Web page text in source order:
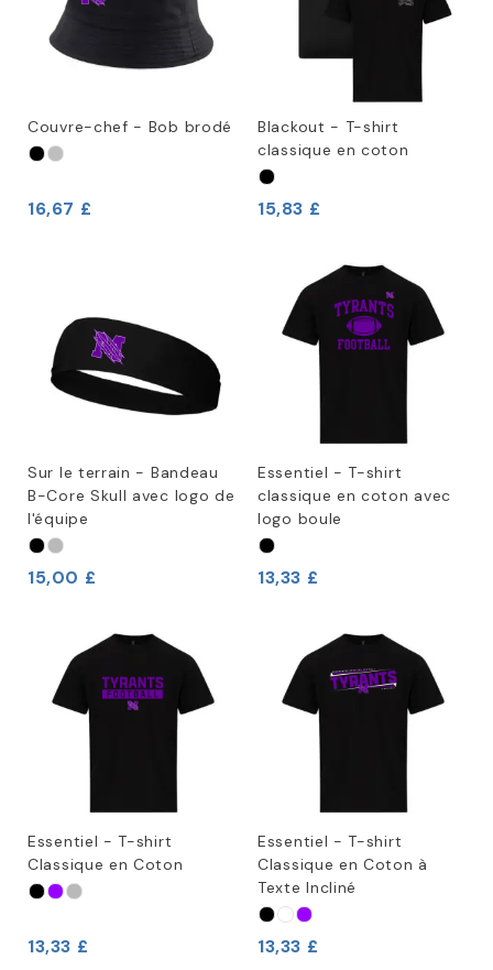
Couvre-chef - Bob brodé
16,67 £
Blackout - T-shirt
classique en coton
15,83 £
Sur le terrain - Bandeau
B-Core Skull avec logo de
l'équipe
15,00 £
Essentiel - T-shirt
classique en coton avec
logo boule
13,33 £
Essentiel - T-shirt
Classique en Coton
13,33 £
Essentiel - T-shirt
Classique en Coton à
Texte Incliné
13,33 £